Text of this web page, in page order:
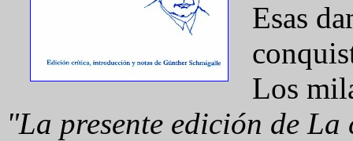
Esas
Los
"La presente edición de